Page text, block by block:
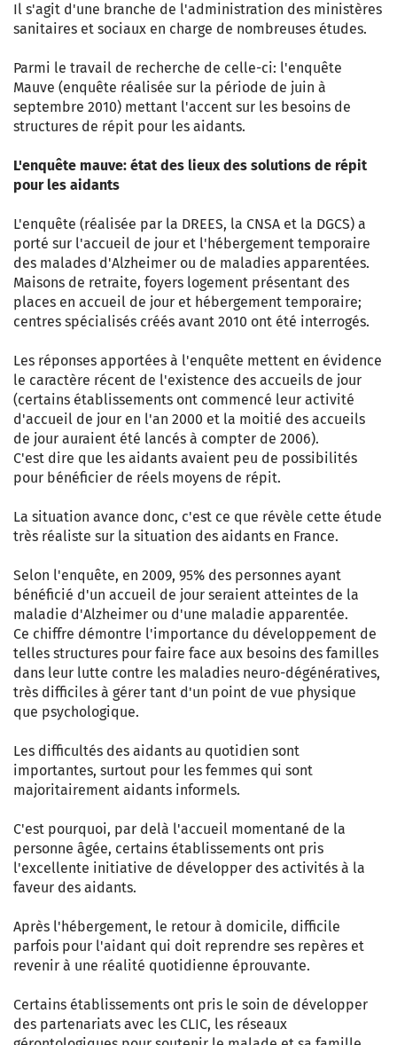
Il s'agit d'une branche de l'administration des ministères
sanitaires et sociaux en charge de nombreuses études.
Parmi le travail de recherche de celle-ci: l'enquête
Mauve (enquête réalisée sur la période de juin à
septembre 2010) mettant l'accent sur les besoins de
structures de répit pour les aidants.
L'enquête mauve: état des lieux des solutions de répit
pour les aidants
L'enquête (réalisée par la DREES, la CNSA et la DGCS) a
porté sur l'accueil de jour et l'hébergement temporaire
des malades d'Alzheimer ou de maladies apparentées.
Maisons de retraite, foyers logement présentant des
places en accueil de jour et hébergement temporaire;
centres spécialisés créés avant 2010 ont été interrogés.
Les réponses apportées à l'enquête mettent en évidence
le caractère récent de l'existence des accueils de jour
(certains établissements ont commencé leur activité
d'accueil de jour en l'an 2000 et la moitié des accueils
de jour auraient été lancés à compter de 2006).
C'est dire que les aidants avaient peu de possibilités
pour bénéficier de réels moyens de répit.
La situation avance donc, c'est ce que révèle cette étude
très réaliste sur la situation des aidants en France.
Selon l'enquête, en 2009, 95% des personnes ayant
bénéficié d'un accueil de jour seraient atteintes de la
maladie d'Alzheimer ou d'une maladie apparentée.
Ce chiffre démontre l'importance du développement de
telles structures pour faire face aux besoins des familles
dans leur lutte contre les maladies neuro-dégénératives,
très difficiles à gérer tant d'un point de vue physique
que psychologique.
Les difficultés des aidants au quotidien sont
importantes, surtout pour les femmes qui sont
majoritairement aidants informels.
C'est pourquoi, par delà l'accueil momentané de la
personne âgée, certains établissements ont pris
l'excellente initiative de développer des activités à la
faveur des aidants.
Après l'hébergement, le retour à domicile, difficile
parfois pour l'aidant qui doit reprendre ses repères et
revenir à une réalité quotidienne éprouvante.
Certains établissements ont pris le soin de développer
des partenariats avec les CLIC, les réseaux